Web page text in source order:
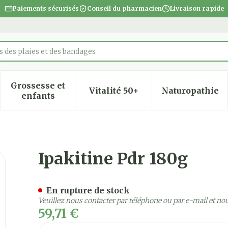
Paiements sécurisés Conseil du pharmacien Livraison rapide
plaies et des bandages
catégorie Beauté, soins et hygiène
sous-menu pour la catégorie Régime,
Grossesse et
enfantsAfficher le sous-menu pour la catégorie
Vitalité 50+Afficher le sous-menu
Naturopathie
Afficher
Ipakitine Pdr 180g
59,71 €
En rupture de stock
Veuillez nous contacter par téléphone ou par e-mail et